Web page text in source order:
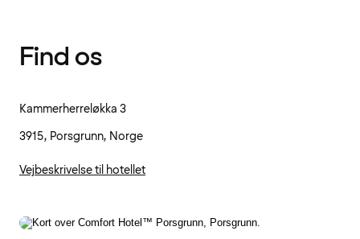
Find os
Kammerherreløkka 3
3915, Porsgrunn, Norge
Vejbeskrivelse til hotellet